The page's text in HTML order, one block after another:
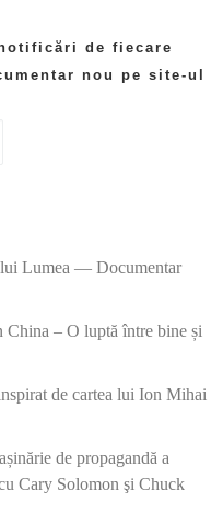
de fiecare
nou pe site-ul
Lumea — Documentar
China – O luptă între bine și
de cartea lui Ion Mihai
de propagandă a
Cary Solomon şi Chuck